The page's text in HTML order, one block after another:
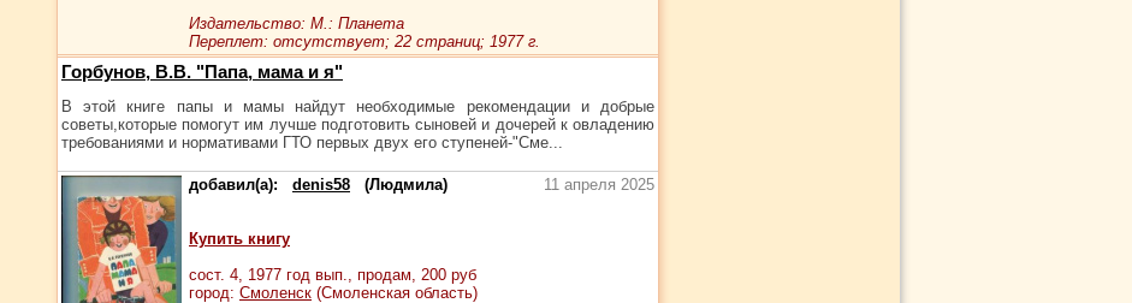
Издательство: М.: Планета
Переплет: отсутствует; 22 страниц; 1977 г.
Горбунов, В.В. "Папа, мама и я"
В этой книге папы и мамы найдут необходимые рекомендации и добрые
советы,которые помогут им лучше подготовить сыновей и дочерей к овладению
требованиями и нормативами ГТО первых двух его ступеней-"Сме...
добавил(а): denis58 (Людмила) 11 апреля 2025
Купить книгу
сост. 4, 1977 год вып., продам, 200 руб
город: Смоленск (Смоленская область)